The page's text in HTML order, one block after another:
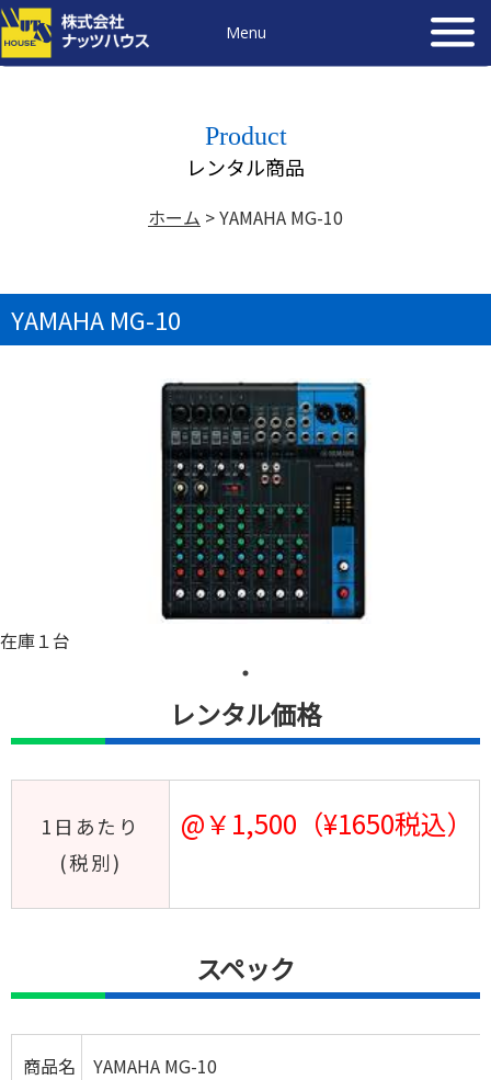
Menu
Product
レンタル商品
ホーム >YAMAHA MG-10
YAMAHA MG-10
在庫１台
レンタル価格
1日あたり
(税別)
@￥1,500（¥1650税込）
スペック
商品名 YAMAHA MG-10